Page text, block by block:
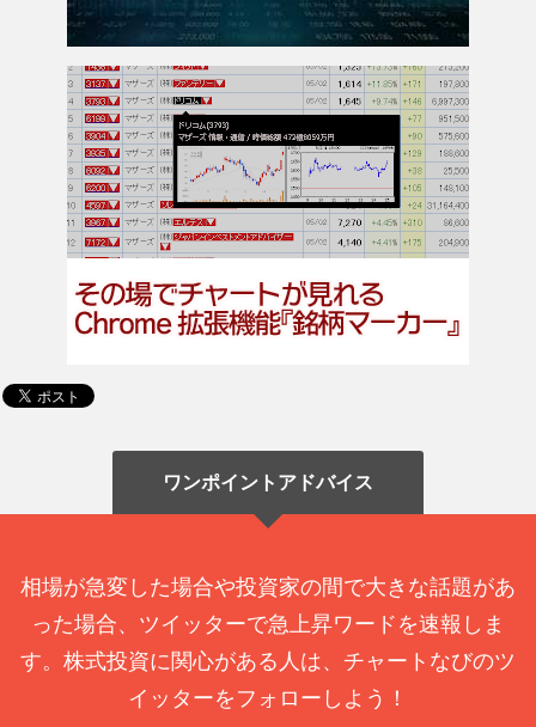
ワンポイントアドバイス
相場が急変した場合や投資家の間で大きな話題があ
った場合、ツイッターで急上昇ワードを速報しま
す。株式投資に関心がある人は、チャートなびのツ
イッターをフォローしよう！